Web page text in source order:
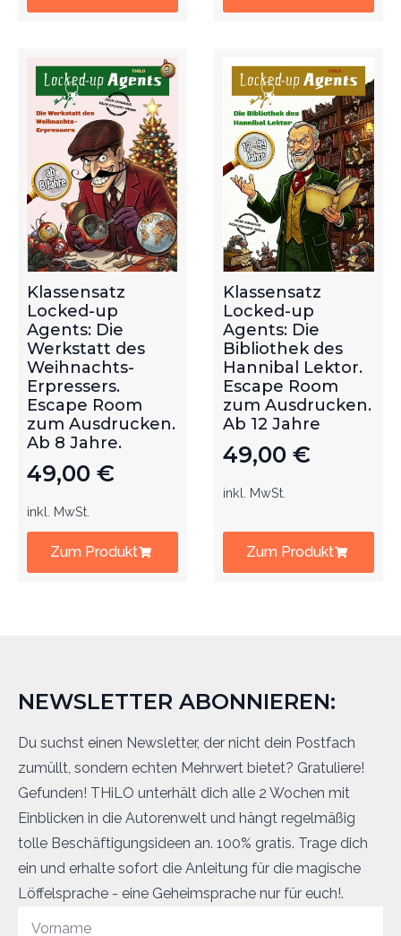
Klassensatz
Locked-up
Agents: Die
Werkstatt des
Weihnachts-
Erpressers.
Escape Room
zum Ausdrucken.
Ab 8 Jahre.
49,00 €
inkl. MwSt.
Zum Produkt
Klassensatz
Locked-up
Agents: Die
Bibliothek des
Hannibal Lektor.
Escape Room
zum Ausdrucken.
Ab 12 Jahre
49,00 €
inkl. MwSt.
Zum Produkt
NEWSLETTER ABONNIEREN:
Du suchst einen Newsletter, der nicht dein Postfach
zumüllt, sondern echten Mehrwert bietet? Gratuliere!
Gefunden! THiLO unterhält dich alle 2 Wochen mit
Einblicken in die Autorenwelt und hängt regelmäßig
tolle Beschäftigungsideen an. 100% gratis. Trage dich
ein und erhalte sofort die Anleitung für die magische
Löffelsprache - eine Geheimsprache nur für euch!.